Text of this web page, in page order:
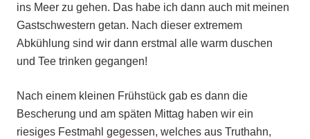
ins Meer zu gehen. Das habe ich dann auch mit meinen
Gastschwestern getan. Nach dieser extremem
Abkühlung sind wir dann erstmal alle warm duschen
und Tee trinken gegangen!
Nach einem kleinen Frühstück gab es dann die
Bescherung und am späten Mittag haben wir ein
riesiges Festmahl gegessen, welches aus Truthahn,